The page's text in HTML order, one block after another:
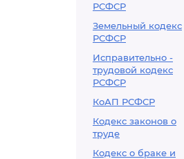
РСФСР
Земельный кодекс
РСФСР
Исправительно -
трудовой кодекс
РСФСР
КоАП РСФСР
Кодекс законов о
труде
Кодекс о браке и